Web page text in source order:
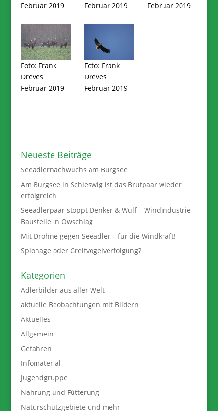
Februar 2019
Februar 2019
Februar 2019
Foto: Frank
Dreves
Februar 2019
Foto: Frank
Dreves
Februar 2019
Neueste Beiträge
Seeadlernachwuchs am Burgsee
Am Burgsee in Schleswig ist das Brutpaar wieder
erfolgreich
Seeadlerpaar stoppt Denker & Wulf – Windindustrie-
Baustelle in Owschlag
Mit Drohne gegen Seeadler – für die Windkraft!
Spionage oder Greifvogelverfolgung?
Kategorien
Adlerbilder aus aller Welt
aktuelle Beobachtungen mit Bildern
Aktuelles
Allgemein
Gefahren
Infomaterial
Jugendgruppe
Nahrung und Fütterung
Naturschutzgebiete und mehr